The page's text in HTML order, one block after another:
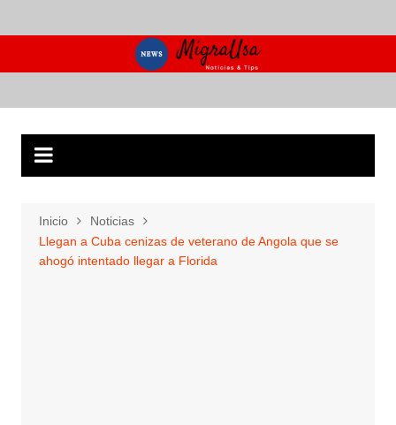
al
Inicio
Noticias
Llegan a Cuba cenizas de veterano de Angola que se
ahogó intentado llegar a Florida